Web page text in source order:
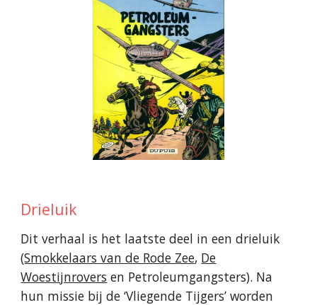
Drieluik
Dit verhaal is het laatstedeel in een drieluik
(Smokkelaars van de Rode Zee, De
Woestijnrovers en Petroleumgangsters). Na
hun missie bij de ‘Vliegende Tijgers’ worden